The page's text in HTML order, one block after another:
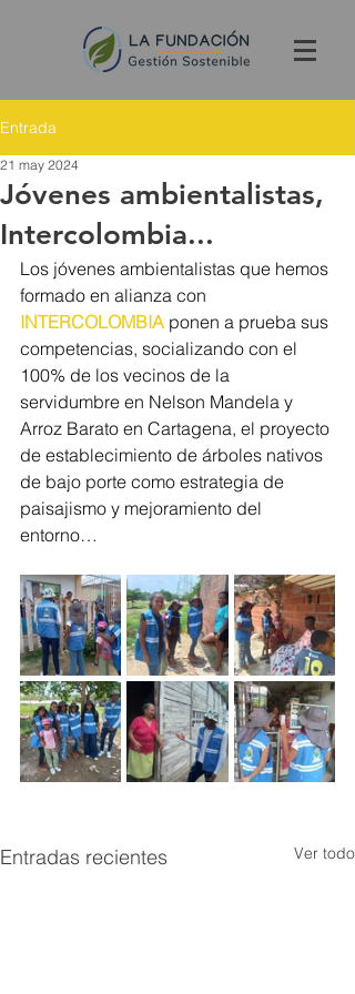
Entrada
Jóvenes ambientalistas,
Intercolombia...
21 may 2024
Los jóvenes ambientalistas que hemos
formado en alianza con
INTERCOLOMBIA ponen a prueba sus
competencias, socializando con el
100% de los vecinos de la
servidumbre en Nelson Mandela y
Arroz Barato en Cartagena, el proyecto
de establecimiento de árboles nativos
de bajo porte como estrategia de
paisajismo y mejoramiento del
entorno…
Entradas recientes Ver todo